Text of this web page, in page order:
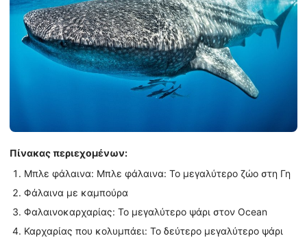
Πίνακας περιεχομένων:
Μπλε φάλαινα: Μπλε φάλαινα: Το μεγαλύτερο ζώο στη Γη
Φάλαινα με καμπούρα
Φαλαινοκαρχαρίας: Το μεγαλύτερο ψάρι στον Ocean
Καρχαρίας που κολυμπάει: Το δεύτερο μεγαλύτερο ψάρι